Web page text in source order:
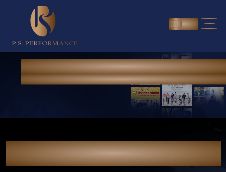
ENG
NEWS & PORTFOLIO
> News & Portfolio
วันนี้ในโรงภาพยนตร์ ไซซ์ยักษ์ ปะทะ เก้าเศียร
วินาทีพญานาคกระชากร่างพญานาค